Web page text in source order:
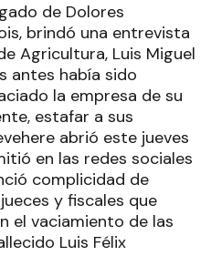
de Dolores
brindó una entrevista
Agricultura, Luis Miguel
antes había sido
la empresa de su
estafar a sus
abrió este jueves
en las redes sociales
complicidad de
y fiscales que
el vaciamiento de las
Luis Félix